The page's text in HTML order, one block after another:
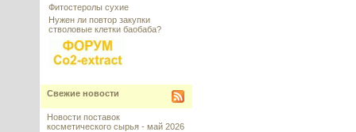
Фитостеролы сухие
Нужен ли повтор закупки
стволовые клетки баобаба?
Свежие новости
Новости поставок
косметического сырья - май 2026